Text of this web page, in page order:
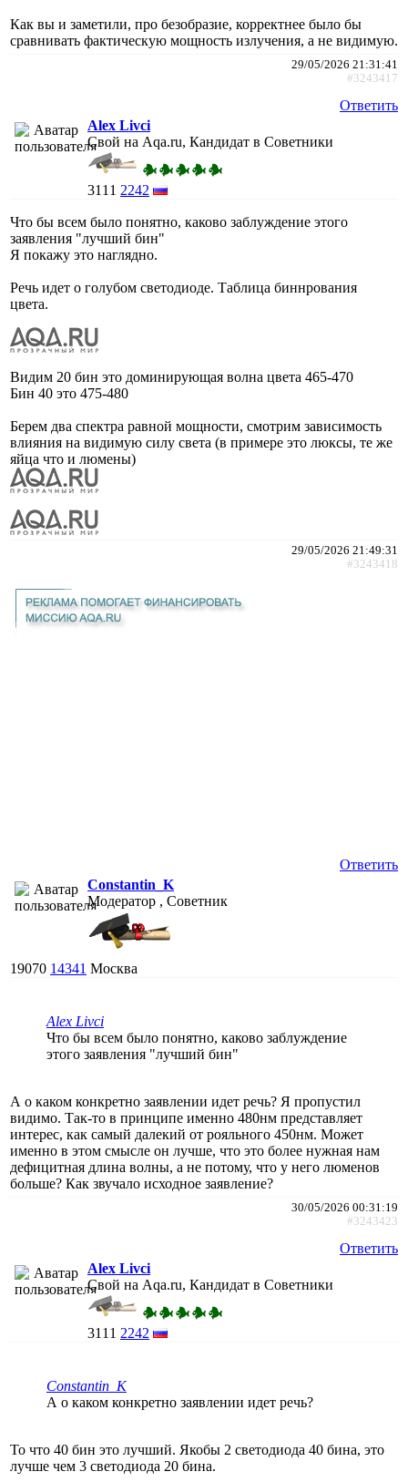
Как вы и заметили, про безобразие, корректнее было бы
сравнивать фактическую мощность излучения, а не видимую.
29/05/2026 21:31:41
#3243417
Ответить
Alex Livci
Свой на Aqa.ru, Кандидат в Советники
3111 2242
Что бы всем было понятно, каково заблуждение этого
заявления "лучший бин"
Я покажу это наглядно.
Речь идет о голубом светодиоде. Таблица биннрования
цвета.
Видим 20 бин это доминирующая волна цвета 465-470
Бин 40 это 475-480
Берем два спектра равной мощности, смотрим зависимость
влияния на видимую силу света (в примере это люксы, те же
яйца что и люмены)
29/05/2026 21:49:31
#3243418
Ответить
Constantin_K
Модератор , Советник
19070 14341 Москва
Alex Livci
Что бы всем было понятно, каково заблуждение
этого заявления "лучший бин"
А о каком конкретно заявлении идет речь? Я пропустил
видимо. Так-то в принципе именно 480нм представляет
интерес, как самый далекий от рояльного 450нм. Может
именно в этом смысле он лучше, что это более нужная нам
дефицитная длина волны, а не потому, что у него люменов
больше? Как звучало исходное заявление?
30/05/2026 00:31:19
#3243423
Ответить
Alex Livci
Свой на Aqa.ru, Кандидат в Советники
3111 2242
Constantin_K
А о каком конкретно заявлении идет речь?
То что 40 бин это лучший. Якобы 2 светодиода 40 бина, это
лучше чем 3 светодиода 20 бина.